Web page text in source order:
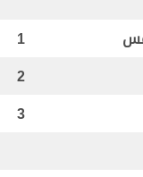
1
2
3